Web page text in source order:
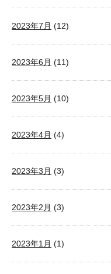
2023年7月 (12)
2023年6月 (11)
2023年5月 (10)
2023年4月 (4)
2023年3月 (3)
2023年2月 (3)
2023年1月 (1)